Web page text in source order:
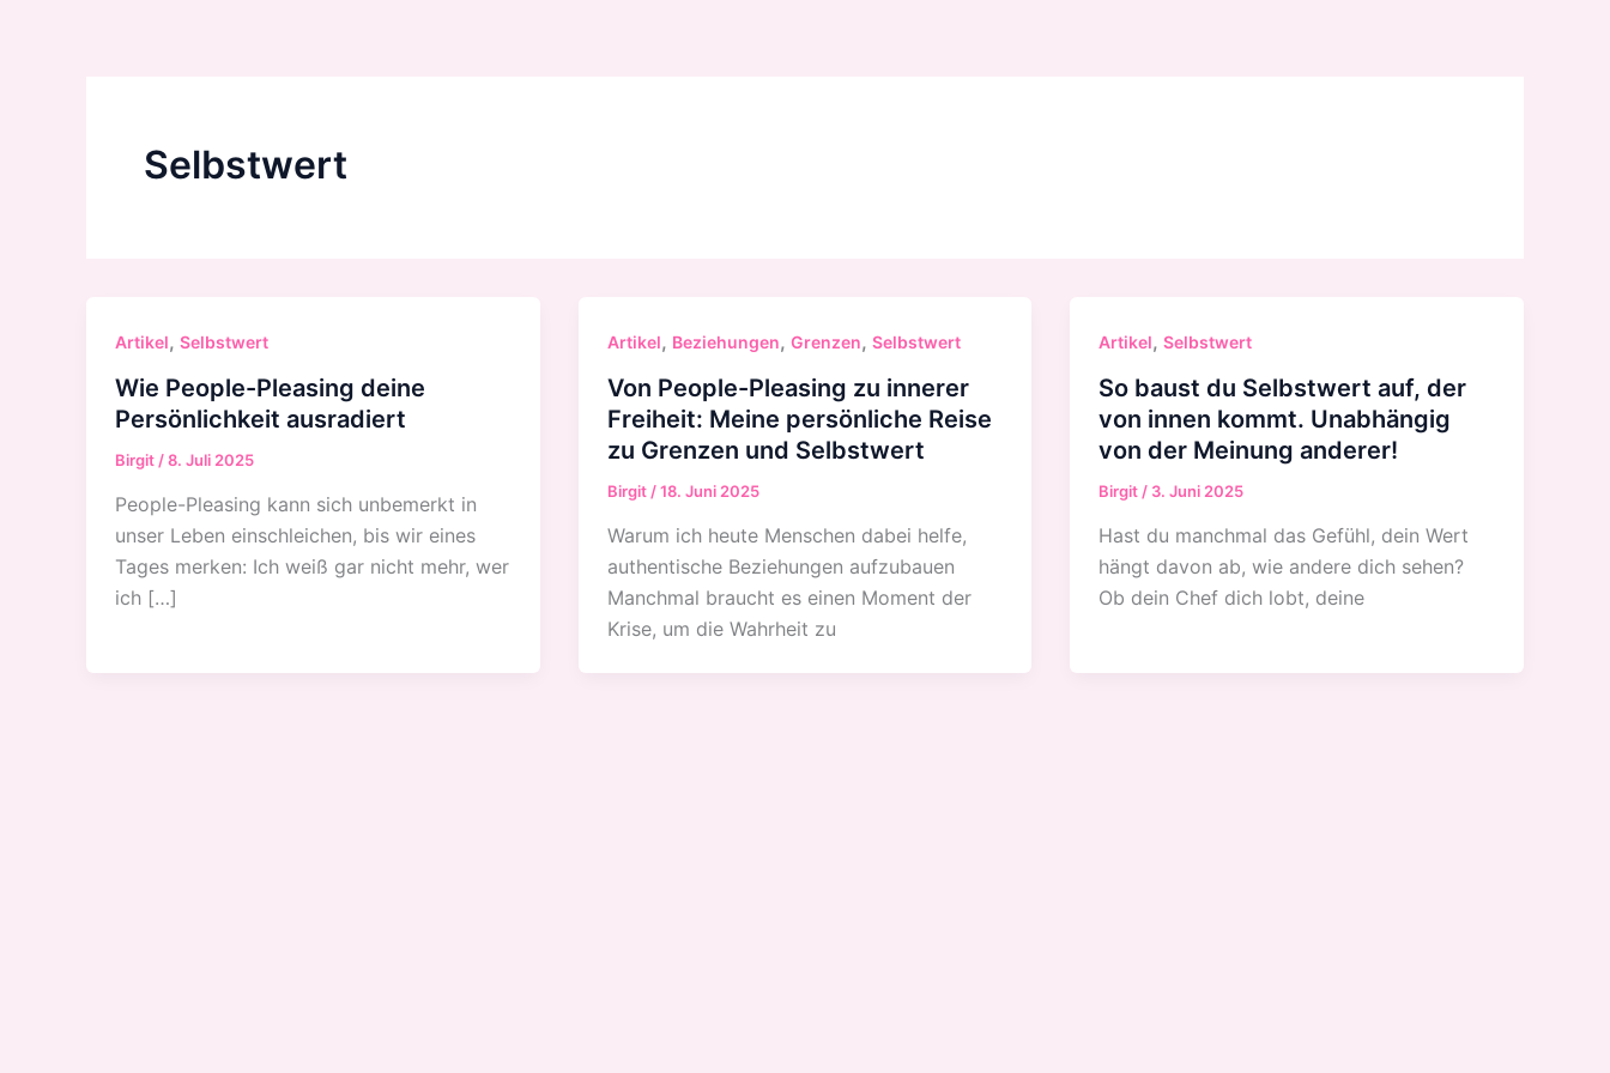
Selbstwert
Artikel, Selbstwert
Wie People-Pleasing deine
Persönlichkeit ausradiert
Birgit /8. Juli 2025
People-Pleasing kann sich unbemerkt in
unser Leben einschleichen, bis wir eines
Tages merken: Ich weiß gar nicht mehr, wer
ich […]
Artikel, Beziehungen, Grenzen, Selbstwert
Von People-Pleasing zu innerer
Freiheit: Meine persönliche Reise
zu Grenzen und Selbstwert
Birgit /18. Juni 2025
Warum ich heute Menschen dabei helfe,
authentische Beziehungen aufzubauen
Manchmal braucht es einen Moment der
Krise, um die Wahrheit zu
Artikel,Selbstwert
So baust du Selbstwert auf, der
von innen kommt. Unabhängig
von der Meinung anderer!
Birgit / 3. Juni 2025
Hast du manchmal das Gefühl, dein Wert
hängt davon ab, wie andere dich sehen?
Ob dein Chef dich lobt, deine